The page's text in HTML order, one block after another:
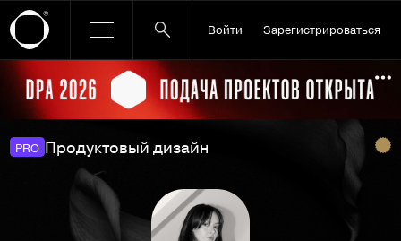
Войти Зарегистрироваться
Ссылка баннера
PRO Продуктовый дизайн